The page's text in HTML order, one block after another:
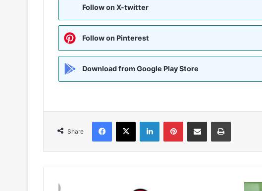
Follow on X-twitter
Follow on Pinterest
Download from Google Play Store
Share
Facebook
X LinkedInPinterestShare via Email Print
MADHUBANI:-
वैज्ञानिक